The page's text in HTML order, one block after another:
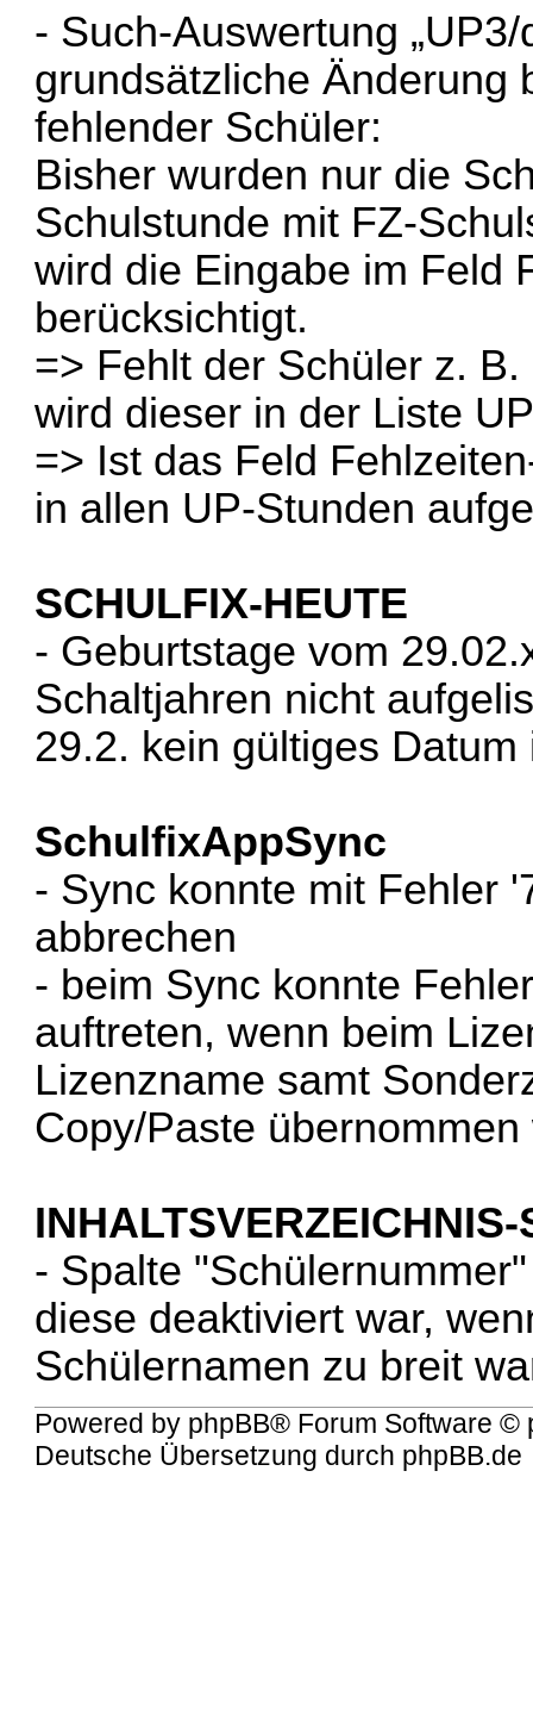
- Such-Auswertung
grundsätzliche Änderung
fehlender Schüler:
Bisher wurden nur die
Schulstunde mit FZ-
wird die Eingabe im Feld
berücksichtigt.
=> Fehlt der Schüler z.
wird dieser in der Liste
=> Ist das Feld
in allen UP-Stunden
SCHULFIX-HEUTE
- Geburtstage vom
Schaltjahren nicht
29.2. kein gültiges Datum
SchulfixAppSync
- Sync konnte mit Fehler
abbrechen
- beim Sync konnte
auftreten, wenn beim
Lizenzname samt
Copy/Paste übernommen
- Spalte
diese deaktiviert war,
Schülernamen zu breit
Powered by phpBB® Forum Software ©
Deutsche Übersetzung durch phpBB.de